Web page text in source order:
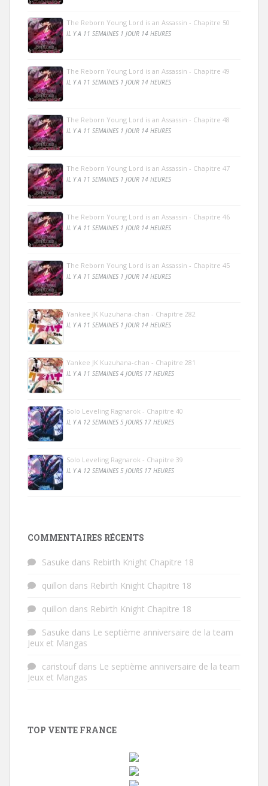
The Reborn Young Lord is an Assassin - Chapitre 50
IL Y A 11 SEMAINES 1 JOUR 14 HEURES
The Reborn Young Lord is an Assassin - Chapitre 49
IL Y A 11 SEMAINES 1 JOUR 14 HEURES
The Reborn Young Lord is an Assassin - Chapitre 48
IL Y A 11 SEMAINES 1 JOUR 14 HEURES
The Reborn Young Lord is an Assassin - Chapitre 47
IL Y A 11 SEMAINES 1 JOUR 14 HEURES
The Reborn Young Lord is an Assassin - Chapitre 46
IL Y A 11 SEMAINES 1 JOUR 14 HEURES
The Reborn Young Lord is an Assassin - Chapitre 45
IL Y A 11 SEMAINES 1 JOUR 14 HEURES
Yankee JK Kuzuhana-chan - Chapitre 282
IL Y A 11 SEMAINES 1 JOUR 14 HEURES
Yankee JK Kuzuhana-chan - Chapitre 281
IL Y A 11 SEMAINES 4 JOURS 17 HEURES
Solo Leveling Ragnarok - Chapitre 40
IL Y A 12 SEMAINES 5 JOURS 17 HEURES
Solo Leveling Ragnarok - Chapitre 39
IL Y A 12 SEMAINES 5 JOURS 17 HEURES
COMMENTAIRES RÉCENTS
Sasuke dans Rebirth Knight Chapitre 18
quillon dans Rebirth Knight Chapitre 18
quillon dans Rebirth Knight Chapitre 18
Sasuke dans Le septième anniversaire de la team
Jeux et Mangas
caristoufdans Le septième anniversaire de la team
Jeux et Mangas
TOP VENTE FRANCE